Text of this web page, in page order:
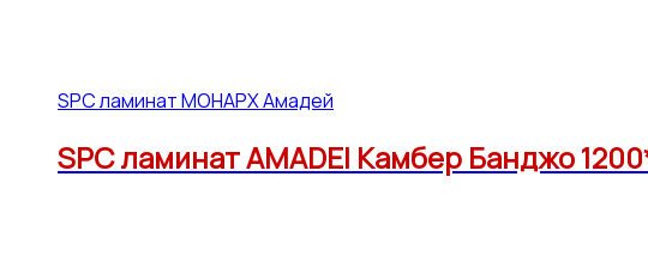
SPC ламинат МОНАРХ Амадей
SPC ламинат AMADEI Камбер Банджо